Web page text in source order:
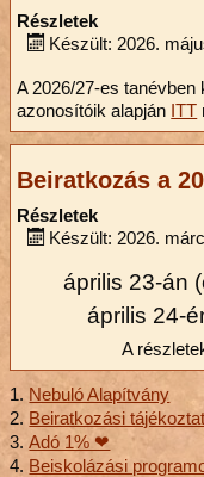
Részletek
Készült: 2026.
A 2026/27-es
azonosítóik alapján ITT
Beiratkozás a
Részletek
Készült: 2026.
április 23-án
április 24-
A
Nebuló Alapítvány
Beiratkozási
Adó 1% ❤
Beiskolázási